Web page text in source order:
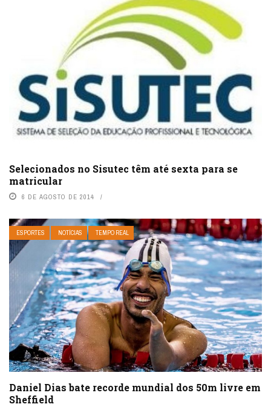
Selecionados no Sisutec têm até sexta para se
matricular
6 DE AGOSTO DE 2014
ESPORTES NOTÍCIAS TEMPO REAL
Daniel Dias bate recorde mundial dos 50m livre em
Sheffield